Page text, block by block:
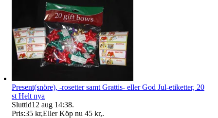
Present(snöre), -rosetter samt Grattis- eller God Jul-etiketter, 20
st Helt nya
Sluttid12 aug 14:38.
Pris:35 kr,Eller Köp nu 45 kr,.